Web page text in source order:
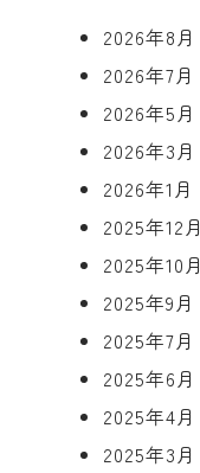
2026年8月
2026年7月
2026年5月
2026年3月
2026年1月
2025年12月
2025年10月
2025年9月
2025年7月
2025年6月
2025年4月
2025年3月